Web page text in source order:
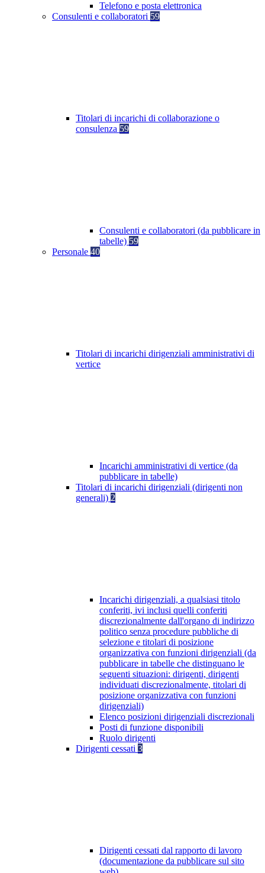
Telefono e posta elettronica
Consulenti e collaboratori 59
Titolari di incarichi di collaborazione o
consulenza 59
Consulenti e collaboratori (da pubblicare in
tabelle) 59
Personale 40
Titolari di incarichi dirigenziali amministrativi di
vertice
Incarichi amministrativi di vertice (da
pubblicare in tabelle)
Titolari di incarichi dirigenziali (dirigenti non
generali) 2
Incarichi dirigenziali, a qualsiasi titolo
conferiti, ivi inclusi quelli conferiti
discrezionalmente dall'organo di indirizzo
politico senza procedure pubbliche di
selezione e titolari di posizione
organizzativa con funzioni dirigenziali (da
pubblicare in tabelle che distinguano le
seguenti situazioni: dirigenti, dirigenti
individuati discrezionalmente, titolari di
posizione organizzativa con funzioni
dirigenziali)
Elenco posizioni dirigenziali discrezionali
Posti di funzione disponibili
Ruolo dirigenti
Dirigenti cessati 3
Dirigenti cessati dal rapporto di lavoro
(documentazione da pubblicare sul sito